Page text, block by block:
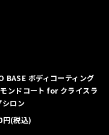
BASE ボディコーティング
ンドコート for クライスラ
シロン
円(税込)